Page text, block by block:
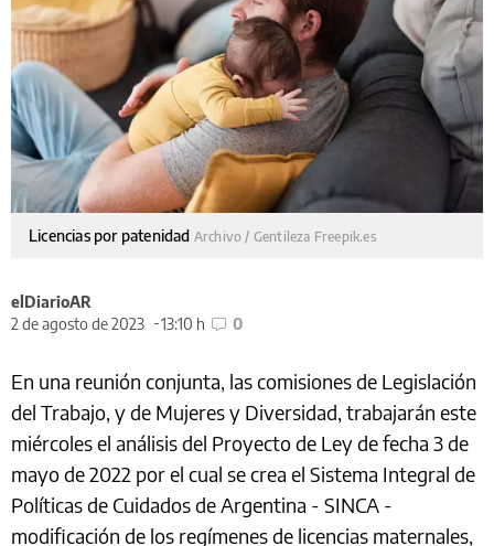
Licencias por patenidad Archivo / Gentileza Freepik.es
elDiarioAR
2 de agosto de 2023
13:10 h 0
En una reunión conjunta, las comisiones de Legislación
del Trabajo, y de Mujeres y Diversidad, trabajarán este
miércoles el análisis del Proyecto de Ley de fecha 3 de
mayo de 2022 por el cual se crea el Sistema Integral de
Políticas de Cuidados de Argentina - SINCA -
modificación de los regímenes de licencias maternales,